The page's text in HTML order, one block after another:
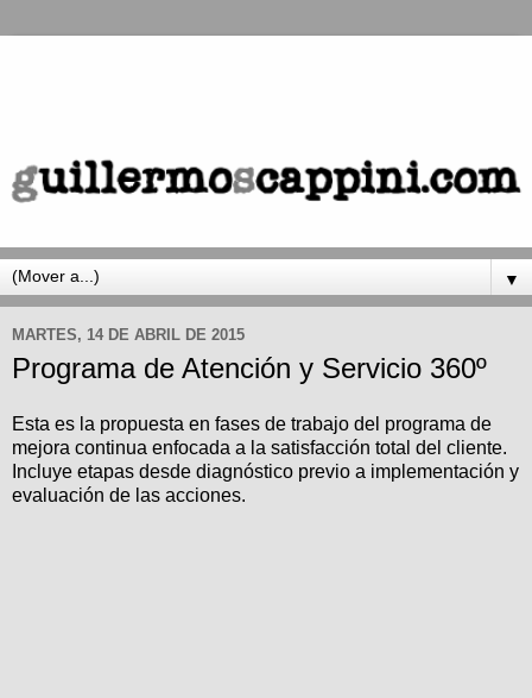
▼
MARTES, 14 DE ABRIL DE 2015
Programa de Atención y Servicio 360º
Esta es la propuesta en fases de trabajo del programa de
mejora continua enfocada a la satisfacción total del cliente.
Incluye etapas desde diagnóstico previo a implementación y
evaluación de las acciones.